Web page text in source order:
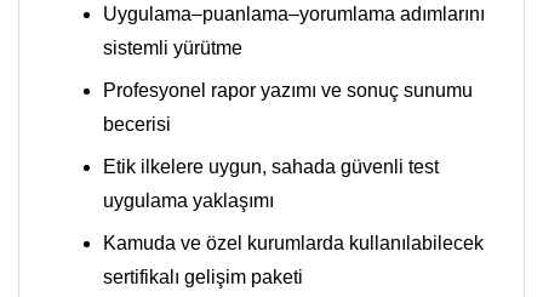
Uygulama–puanlama–yorumlama adımlarını
sistemli yürütme
Profesyonel rapor yazımı ve sonuç sunumu
becerisi
Etik ilkelere uygun, sahada güvenli test
uygulama yaklaşımı
Kamuda ve özel kurumlarda kullanılabilecek
sertifikalı gelişim paketi